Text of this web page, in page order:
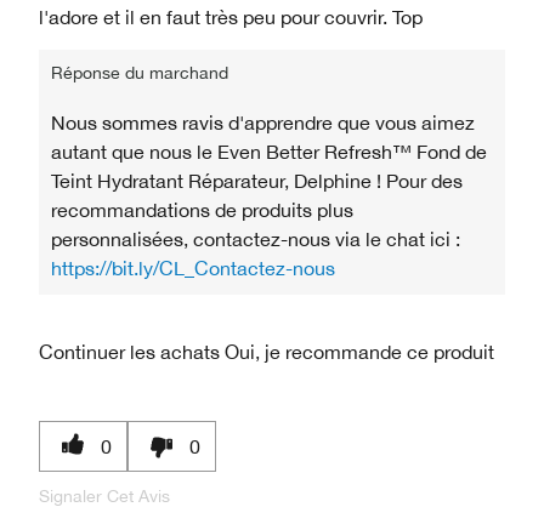
l'adore et il en faut très peu pour couvrir. Top
Réponse du marchand
Nous sommes ravis d'apprendre que vous aimez
autant que nous le Even Better Refresh™ Fond de
Teint Hydratant Réparateur, Delphine ! Pour des
recommandations de produits plus
personnalisées, contactez-nous via le chat ici :
https://bit.ly/CL_Contactez-nous
Continuer les achats Oui, je recommande ce produit
0 0
Signaler Cet Avis